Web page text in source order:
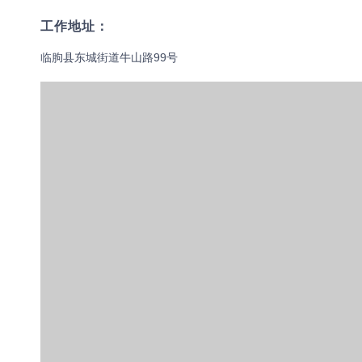
工作地址：
临朐县东城街道牛山路99号